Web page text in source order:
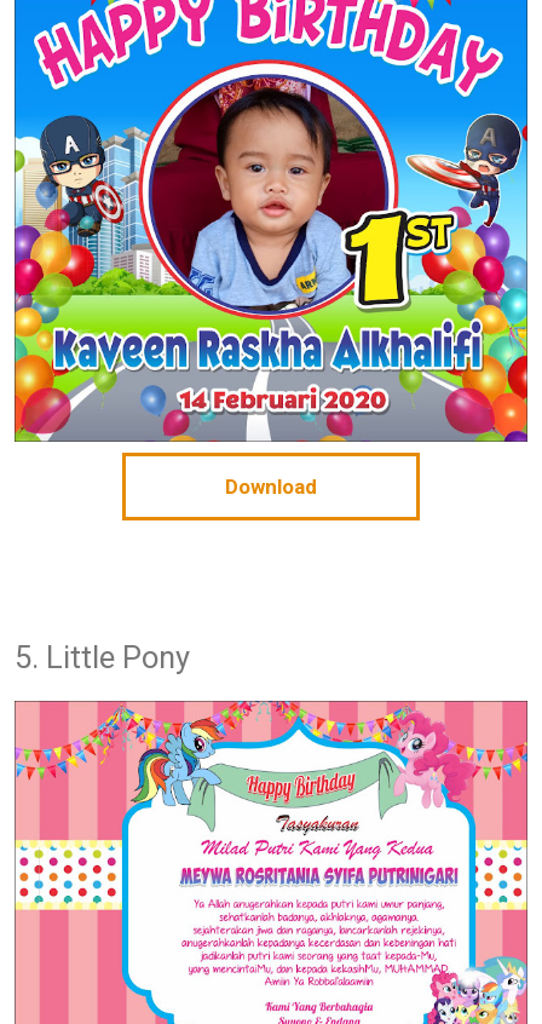
Download
5. Little Pony